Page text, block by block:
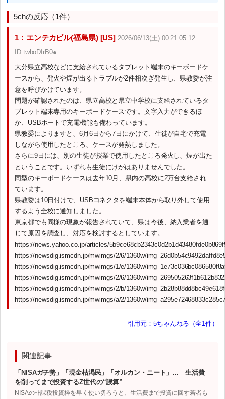
5chの反応（1件）
1：エンテカビル(福島県) [US] 2026/06/13(土) 00:21:05.12
ID:twboDIrB0●
大分県立高校などに支給されているタブレット端末のキーボードケ
ースから、発火や煙が出るトラブルが2件相次ぎ発生し、県教委が注
意を呼びかけています。
問題が確認されたのは、県立高校と県立中学校に支給されているタ
ブレット端末専用のキーボードケースです。文字入力ができるほ
か、USBポートで充電機能も備わっています。
県教委によりますと、6月6日から7日にかけて、生徒が自宅で充電
しながら使用したところ、ケースが発熱しました。
さらに9日には、別の生徒が授業で使用したところ発火し、煙が出た
ということです。いずれも生徒にけがはありませんでした。
同型のキーボードケースは去年10月、県内の高校に2万台支給され
ています。
県教委は10日付けで、USBコネクタを端末本体から取り外して使用
するよう全校に通知しました。
東京都でも同様の現象が報告されていて、県は今後、納入業者を通
じて原因を調査し、対応を検討するとしています。
https://news.yahoo.co.jp/articles/
https://newsdig.ismcdn.jp/mwimgs/2/6/1360w/
https://newsdig.ismcdn.jp/mwimgs/1/e/1360w/
https://newsdig.ismcdn.jp/mwimgs/2/6/1360w/
https://newsdig.ismcdn.jp/mwimgs/2/b/1360w/
https://newsdig.ismcdn.jp/mwimgs/a/2/1360w/
引用元：5ちゃんねる（全1件）
関連記事
「NISAガチ勢」「現金枯渇民」「オルカン・ニート」… 生活費
を削ってまで投資するZ世代の“誤算”
NISAの非課税投資枠を早く使い切ろうと、生活費まで投資に回す若者も